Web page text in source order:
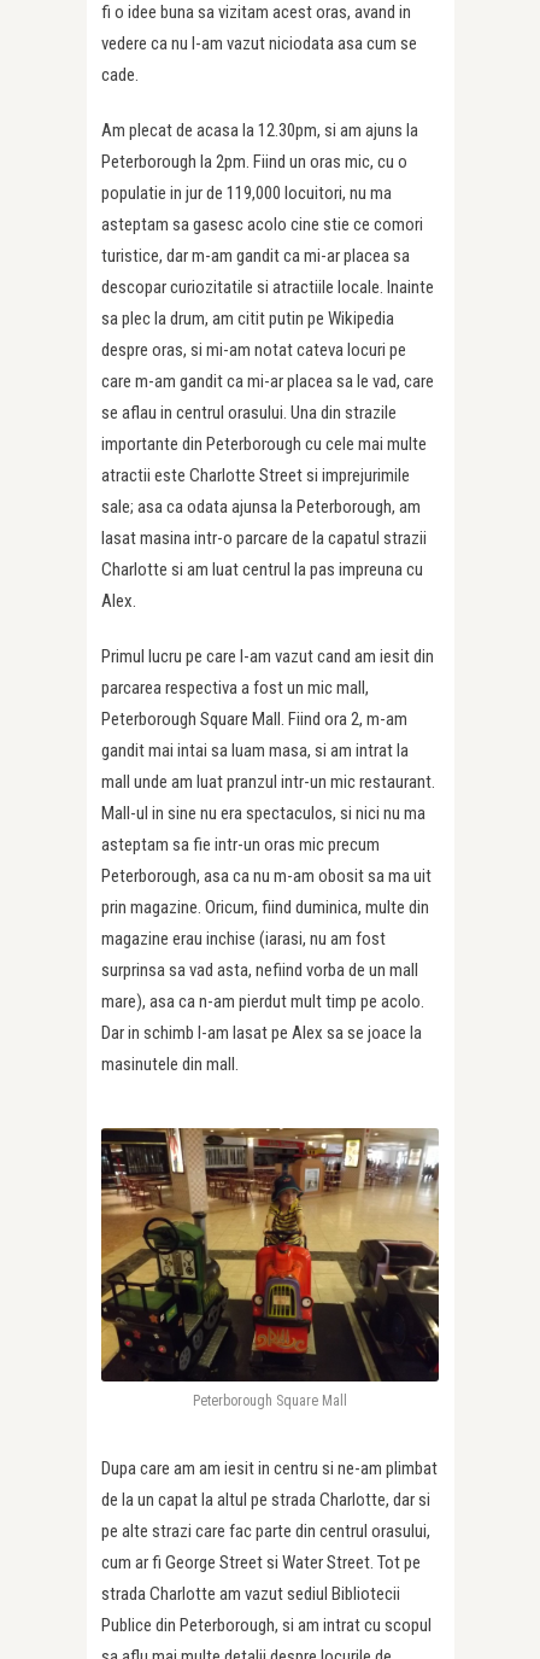
fi o idee buna sa vizitam acest oras, avand in
vedere ca nu l-am vazut niciodata asa cum se
cade.
Am plecat de acasa la 12.30pm, si am ajuns la
Peterborough la 2pm. Fiind un oras mic, cu o
populatie in jur de 119,000 locuitori, nu ma
asteptam sa gasesc acolo cine stie ce comori
turistice, dar m-am gandit ca mi-ar placea sa
descopar curiozitatile si atractiile locale. Inainte
sa plec la drum, am citit putin pe Wikipedia
despre oras, si mi-am notat cateva locuri pe
care m-am gandit ca mi-ar placea sa le vad, care
se aflau in centrul orasului. Una din strazile
importante din Peterborough cu cele mai multe
atractii este Charlotte Street si imprejurimile
sale; asa ca odata ajunsa la Peterborough, am
lasat masina intr-o parcare de la capatul strazii
Charlotte si am luat centrul la pas impreuna cu
Alex.
Primul lucru pe care l-am vazut cand am iesit din
parcarea respectiva a fost un mic mall,
Peterborough Square Mall. Fiind ora 2, m-am
gandit mai intai sa luam masa, si am intrat la
mall unde am luat pranzul intr-un mic restaurant.
Mall-ul in sine nu era spectaculos, si nici nu ma
asteptam sa fie intr-un oras mic precum
Peterborough, asa ca nu m-am obosit sa ma uit
prin magazine. Oricum, fiind duminica, multe din
magazine erau inchise (iarasi, nu am fost
surprinsa sa vad asta, nefiind vorba de un mall
mare), asa ca n-am pierdut mult timp pe acolo.
Dar in schimb l-am lasat pe Alex sa se joace la
masinutele din mall.
Peterborough Square Mall
Dupa care am am iesit in centru si ne-am plimbat
de la un capat la altul pe strada Charlotte, dar si
pe alte strazi care fac parte din centrul orasului,
cum ar fi George Street si Water Street. Tot pe
strada Charlotte am vazut sediul Bibliotecii
Publice din Peterborough, si am intrat cu scopul